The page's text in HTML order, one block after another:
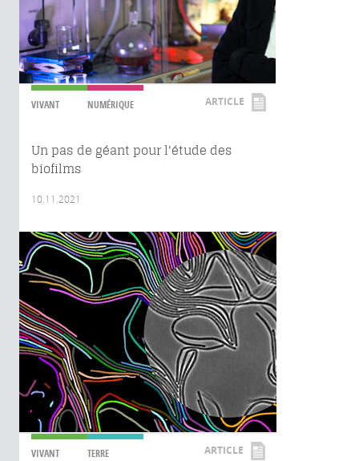
VIVANT NUMÉRIQUE ARTICLE
Un pas de géant pour l'étude des
biofilms
10.11.2021
VIVANT TERRE ARTICLE